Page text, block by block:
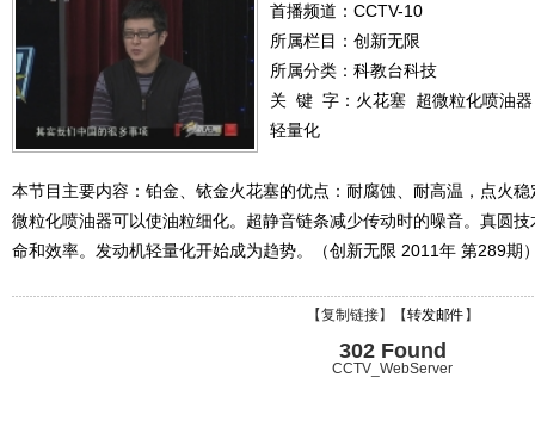
首播频道： CCTV-10
所属栏目： 创新无限
所属分类：科教台科技
关 键 字： 火花塞 超微粒化喷油器
轻量化
本节目主要内容：铂金、铱金火花塞的优点：耐腐蚀、耐高温，点火
微粒化喷油器可以使油粒细化。超静音链条减少传动时的噪音。真圆
命和效率。发动机轻量化开始成为趋势。（创新无限 2011年 第289期
【复制链接】【转发邮件 】
302 Found
CCTV_WebServer